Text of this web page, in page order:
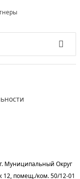
Муниципальный Округ
12, помещ./ком. 50/12-01